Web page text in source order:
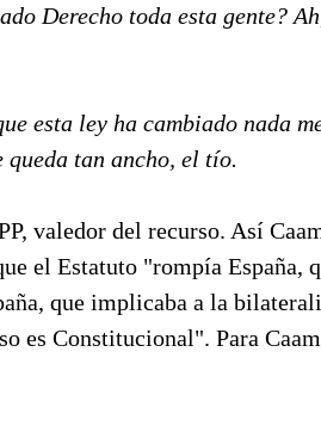
Derecho toda esta gente?
esta ley ha cambiado nada
tan ancho, el tío.
valedor del recurso. Así
el Estatuto "rompía España,
que implicaba a la
es Constitucional". Para